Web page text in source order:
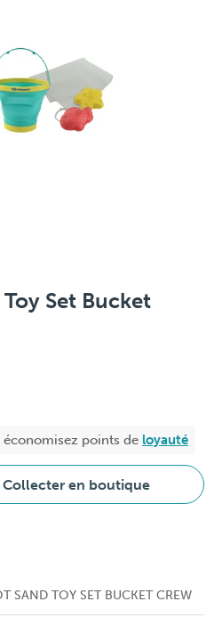
Set Bucket
points de loyauté
Collecter en boutique
SAND TOY SET BUCKET CREW